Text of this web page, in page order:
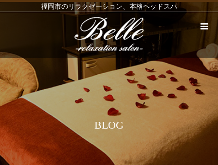
福岡市のリラクゼーション、本格ヘッドスパ
BLOG